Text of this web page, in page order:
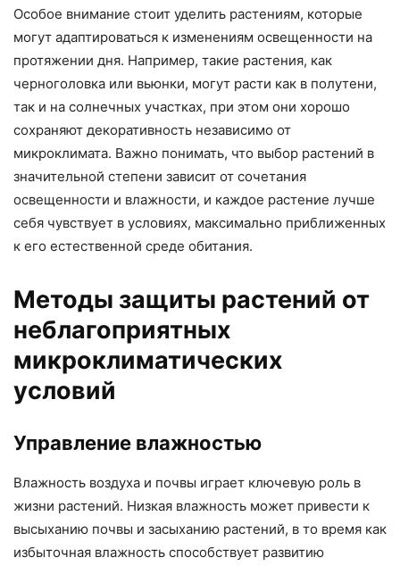
Особое внимание стоит уделить растениям, которые
могут адаптироваться к изменениям освещенности на
протяжении дня. Например, такие растения, как
черноголовка или вьюнки, могут расти как в полутени,
так и на солнечных участках, при этом они хорошо
сохраняют декоративность независимо от
микроклимата. Важно понимать, что выбор растений в
значительной степени зависит от сочетания
освещенности и влажности, и каждое растение лучше
себя чувствует в условиях, максимально приближенных
к его естественной среде обитания.
Методы защиты растений от
неблагоприятных
микроклиматических
условий
Управление влажностью
Влажность воздуха и почвы играет ключевую роль в
жизни растений. Низкая влажность может привести к
высыханию почвы и засыханию растений, в то время как
избыточная влажность способствует развитию